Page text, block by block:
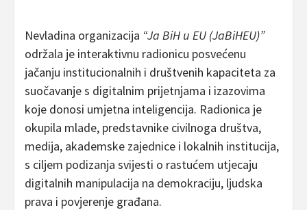
Nevladina organizacija “Ja BiH u EU (JaBiHEU)”
održala je interaktivnu radionicu posvećenu
jačanju institucionalnih i društvenih kapaciteta za
suočavanje s digitalnim prijetnjama i izazovima
koje donosi umjetna inteligencija. Radionica je
okupila mlade, predstavnike civilnoga društva,
medija, akademske zajednice i lokalnih institucija,
s ciljem podizanja svijesti o rastućem utjecaju
digitalnih manipulacija na demokraciju, ljudska
prava i povjerenje građana.